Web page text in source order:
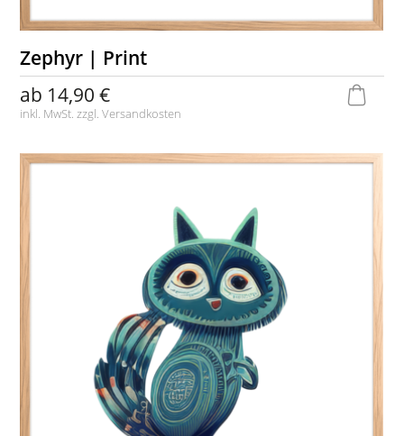
Zephyr | Print
ab 14,90 €
inkl. MwSt. zzgl.Versandkosten